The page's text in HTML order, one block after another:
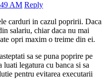
AM Reply
carduri in cazul popririi. Daca
salariu, chiar daca nu mai
opri maxim o treime din ei.
sa se puna poprire pe
legatura cu banca si sa
pentru evitarea executarii